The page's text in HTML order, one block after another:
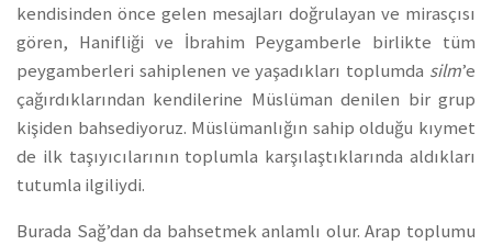
kendisinden önce gelen mesajları doğrulayan ve mirasçısı
gören, Hanifliği ve İbrahim Peygamberle birlikte tüm
peygamberleri sahiplenen ve yaşadıkları toplumda silm’e
çağırdıklarından kendilerine Müslüman denilen bir grup
kişiden bahsediyoruz. Müslümanlığın sahip olduğu kıymet
de ilk taşıyıcılarının toplumla karşılaştıklarında aldıkları
tutumla ilgiliydi.
Burada Sağ’dan da bahsetmek anlamlı olur. Arap toplumu